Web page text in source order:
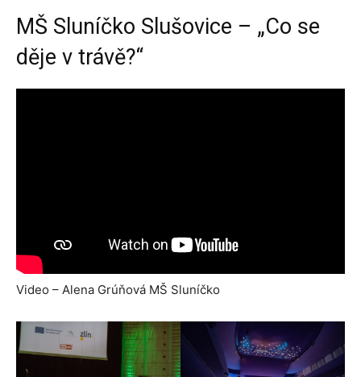
MŠ Sluníčko Slušovice – „Co se
děje v trávě?“
Video – Alena Grúňová MŠ Sluníčko